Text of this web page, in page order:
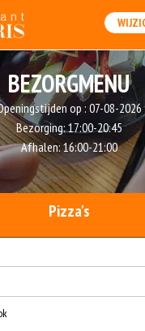
BEZORGMENU
op : 07-08-2026
Bezorging:17:00-20:45
Afhalen:16:00-21:00
Pizza's